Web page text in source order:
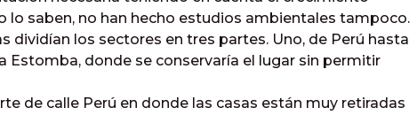
lo saben, no han hecho estudios ambientales tampoco.
dividían los sectores en tres partes. Uno, de Perú hasta
Estomba, donde se conservaría el lugar sin permitir
de calle Perú en donde las casas están muy retiradas